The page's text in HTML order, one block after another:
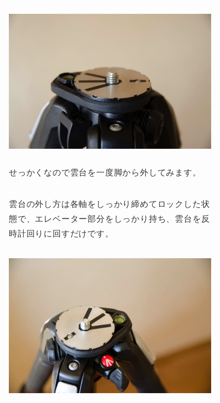
せっかくなので雲台を一度脚から外してみます。
雲台の外し方は各軸をしっかり締めてロックした状
態で、エレベーター部分をしっかり持ち、雲台を反
時計回りに回すだけです。